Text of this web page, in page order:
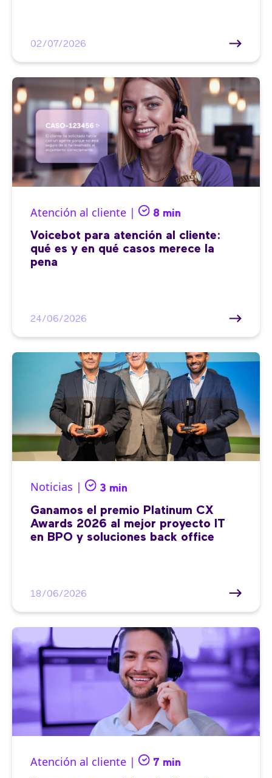
02/07/2026
Atención al cliente | 8 min
Voicebot para atención al cliente:
qué es y en qué casos merece la
pena
24/06/2026
Noticias | 3 min
Ganamos el premio Platinum CX
Awards 2026 al mejor proyecto IT
en BPO y soluciones back office
18/06/2026
Atención al cliente | 7 min